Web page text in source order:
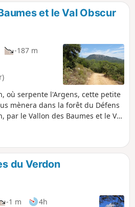
et le Val Obscur
-187 m
où serpente l'Argens, cette petite
mènera dans la forêt du Défens
par le Vallon des Baumes et le Val
du Verdon
-1 m
4h